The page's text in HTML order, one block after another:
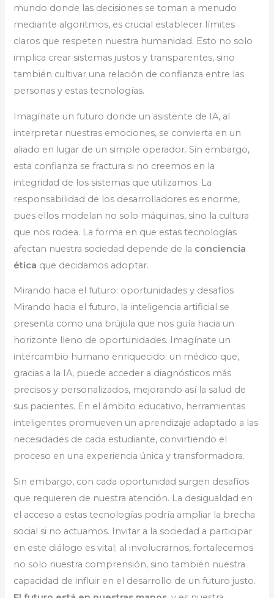
mundo donde las decisiones se toman a menudo
mediante algoritmos, es crucial establecer límites
claros que respeten nuestra humanidad. Esto no solo
implica crear sistemas justos y transparentes, sino
también cultivar una relación de confianza entre las
personas y estas tecnologías.
Imagínate un futuro donde un asistente de IA, al
interpretar nuestras emociones, se convierta en un
aliado en lugar de un simple operador. Sin embargo,
esta confianza se fractura si no creemos en la
integridad de los sistemas que utilizamos. La
responsabilidad de los desarrolladores es enorme,
pues ellos modelan no solo máquinas, sino la cultura
que nos rodea. La forma en que estas tecnologías
afectan nuestra sociedad depende de la conciencia
ética que decidamos adoptar.
Mirando hacia el futuro: oportunidades y desafíos
Mirando hacia el futuro, la inteligencia artificial se
presenta como una brújula que nos guía hacia un
horizonte lleno de oportunidades. Imagínate un
intercambio humano enriquecido: un médico que,
gracias a la IA, puede acceder a diagnósticos más
precisos y personalizados, mejorando así la salud de
sus pacientes. En el ámbito educativo, herramientas
inteligentes promueven un aprendizaje adaptado a las
necesidades de cada estudiante, convirtiendo el
proceso en una experiencia única y transformadora.
Sin embargo, con cada oportunidad surgen desafíos
que requieren de nuestra atención. La desigualdad en
el acceso a estas tecnologías podría ampliar la brecha
social si no actuamos. Invitar a la sociedad a participar
en este diálogo es vital; al involucrarnos, fortalecemos
no solo nuestra comprensión, sino también nuestra
capacidad de influir en el desarrollo de un futuro justo.